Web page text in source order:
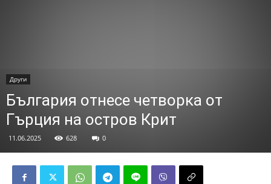
Други
България отнесе четворка от
Гърция на остров Крит
11.06.2025 628 0